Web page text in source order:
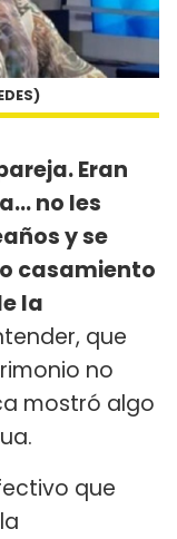
Eran
no les
y se
casamiento
la
que
no
mostró algo
que